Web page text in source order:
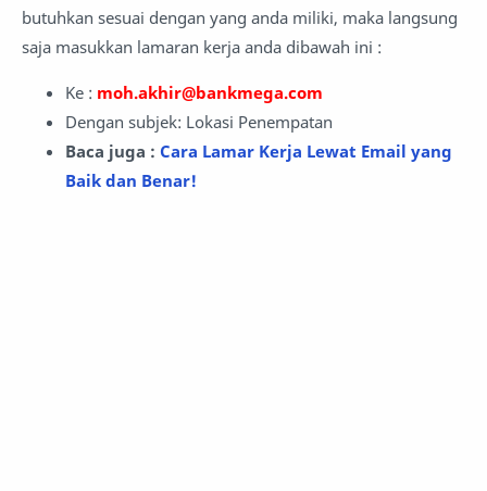
butuhkan sesuai dengan yang anda miliki, maka langsung
saja masukkan lamaran kerja anda dibawah ini :
Ke : moh.akhir@bankmega.com
Dengan subjek: Lokasi Penempatan
Baca juga : Cara Lamar Kerja Lewat Email yang
Baik dan Benar!